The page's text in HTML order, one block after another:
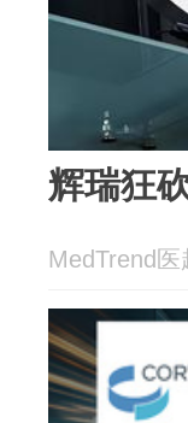
辉瑞狂
MedTrend